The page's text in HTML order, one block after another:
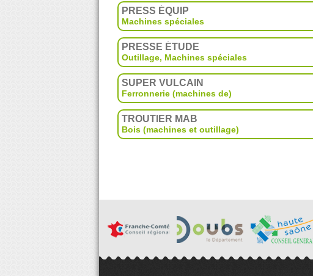
PRESS ÉQUIP
Machines spéciales
PRESSE ÉTUDE
Outillage, Machines spéciales
SUPER VULCAIN
Ferronnerie (machines de)
TROUTIER MAB
Bois (machines et outillage)